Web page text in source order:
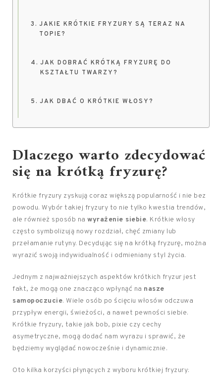
JAKIE KRÓTKIE FRYZURY SĄ TERAZ NA
TOPIE?
JAK DOBRAĆ KRÓTKĄ FRYZURĘ DO
KSZTAŁTU TWARZY?
JAK DBAĆ O KRÓTKIE WŁOSY?
Dlaczego warto zdecydować
się na krótką fryzurę?
Krótkie fryzury zyskują coraz większą popularność i nie bez
powodu. Wybór takiej fryzury to nie tylko kwestia trendów,
ale również sposób na wyrażenie siebie. Krótkie włosy
często symbolizują nowy rozdział, chęć zmiany lub
przełamanie rutyny. Decydując się na krótką fryzurę, można
wyrazić swoją indywidualność i odmieniany styl życia.
Jednym z najważniejszych aspektów krótkich fryzur jest
fakt, że mogą one znacząco wpłynąć na nasze
samopoczucie. Wiele osób po ścięciu włosów odczuwa
przypływ energii, świeżości, a nawet pewności siebie.
Krótkie fryzury, takie jak bob, pixie czy cechy
asymetryczne, mogą dodać nam wyrazu i sprawić, że
będziemy wyglądać nowocześnie i dynamicznie.
Oto kilka korzyści płynących z wyboru krótkiej fryzury: